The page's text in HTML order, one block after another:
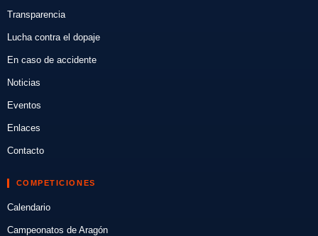
Transparencia
Lucha contra el dopaje
En caso de accidente
Noticias
Eventos
Enlaces
Contacto
COMPETICIONES
Calendario
Campeonatos de Aragón